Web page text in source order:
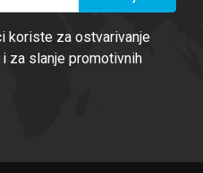
koriste za ostvarivanje
za slanje promotivnih